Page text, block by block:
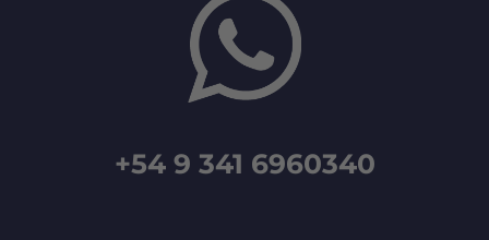
+54 9 341 6960340